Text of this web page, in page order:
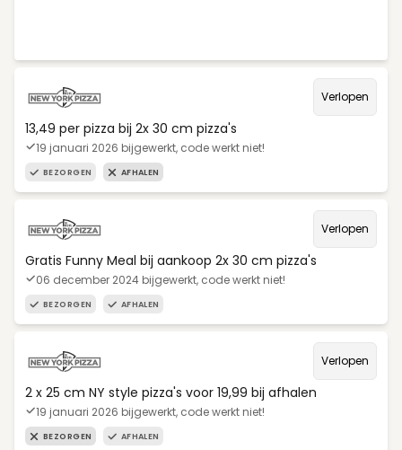
Verlopen
13,49 per pizza bij 2x 30 cm pizza's
19 januari 2026 bijgewerkt, code werkt niet!
BEZORGEN AFHALEN
Verlopen
Gratis Funny Meal bij aankoop 2x 30 cm pizza's
06 december 2024 bijgewerkt, code werkt niet!
BEZORGEN AFHALEN
Verlopen
2 x 25 cm NY style pizza's voor 19,99 bij afhalen
19 januari 2026 bijgewerkt, code werkt niet!
BEZORGEN AFHALEN